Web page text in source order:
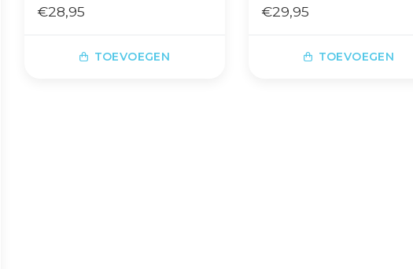
€28,95
TOEVOEGEN
€29,95
TOEVOEGEN